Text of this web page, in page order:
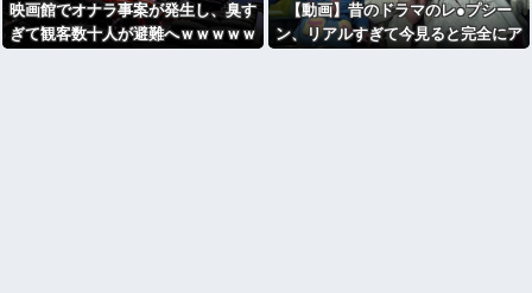
映画館でオナラ事案が発生し、臭す
ぎて観客数十人が避難へｗｗｗｗｗ
【動画】昔のドラマのレ●プシー
ン、リアルすぎて今見ると完全にア